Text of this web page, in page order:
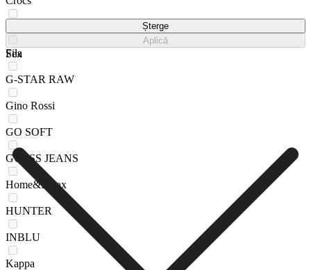
Fila
G-STAR RAW
Gino Rossi
GO SOFT
GUESS JEANS
Home&Relax
HUNTER
INBLU
Kappa
Șterge
Aplică
Sex